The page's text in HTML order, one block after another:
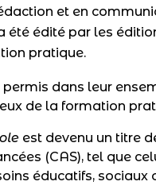
et en
été édité par les
pratique.
dans leur
de la formation
est devenu un titre
(CAS), tel que
éducatifs, sociaux